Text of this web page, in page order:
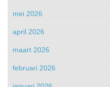
mei 2026
april 2026
maart 2026
februari 2026